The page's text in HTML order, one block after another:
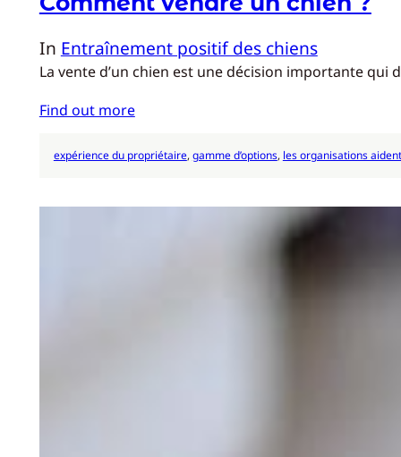
In Entraînement positif des chiens
La vente d’un chien est une décision importante
Find out more
expérience du propriétaire, gamme d’options, les organisations aident